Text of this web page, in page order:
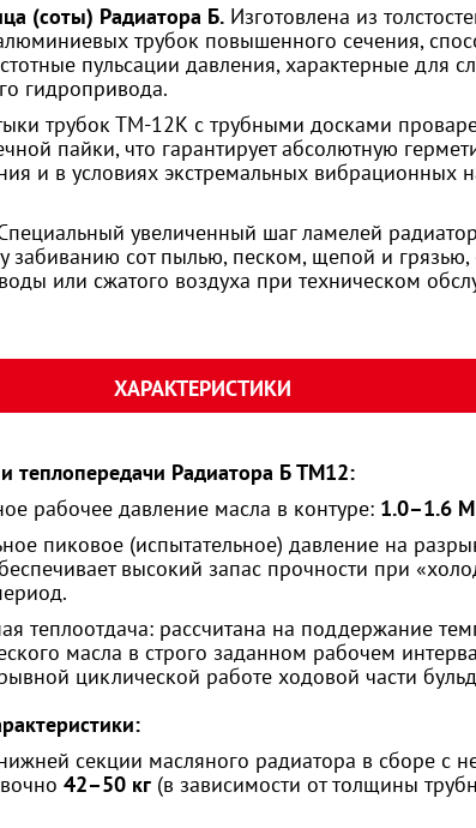
(соты) Радиатора Б. Изготовлена из
трубок повышенного сечения,
пульсации давления, характерные для
гидропривода.
трубок ТМ-12К с трубными досками
пайки, что гарантирует абсолютную
и в условиях экстремальных вибрационных
увеличенный шаг ламелей
забиванию сот пылью, песком, щепой и грязью,
или сжатого воздуха при техническом
ХАРАКТЕРИСТИКИ
теплопередачи Радиатора Б ТМ12:
рабочее давление масла в контуре: 1.0–1.6
пиковое (испытательное) давление на
высокий запас прочности при
теплоотдача: рассчитана на поддержание
масла в строго заданном рабочем
циклической работе ходовой части
секции масляного радиатора в сборе с
42–50 кг (в зависимости от толщины